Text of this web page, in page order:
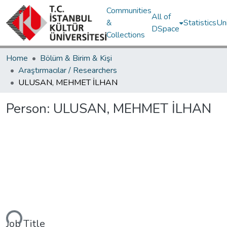
Communities
&
Collections
All of
DSpace
Statistics
Home
Bölüm & Birim & Kişi
Araştırmacılar / Researchers
ULUSAN, MEHMET İLHAN
Person: ULUSAN, MEHMET İLHAN
Job Title